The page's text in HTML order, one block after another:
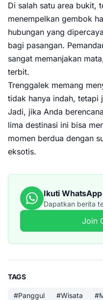
Di salah satu area bukit,
menempelkan gembok
hubungan yang
bagi pasangan.
sangat memanjakan
terbit.
Trenggalek memang
tidak hanya indah, tetapi
Jadi, jika Anda
lima destinasi ini bisa
momen berdua dengan
eksotis.
Ikuti
Dapatkan berita
Join
TAGS
#Panggul #Wisata